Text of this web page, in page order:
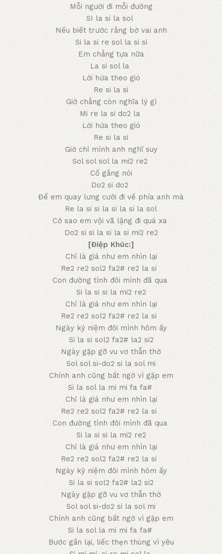
Mỗi người đi mỗi đường
SI la si la sol
Nếu biết trước rằng bờ vai anh
Si la si re sol la si si
Em chẳng tựa nữa
La si sol la
Lời hứa theo gió
Re si la si
Giờ chẳng còn nghĩa lý gì
Mi re la si do2 la
Lời hứa theo gió
Re si la si
Giờ chỉ mình anh nghĩ suy
Sol sol sol la mi2 re2
Cố gắng nói
Do2 si do2
Để em quay lưng cười đi về phía anh mà
Re la si si la si la si la sol
Cớ sao em vội vã lặng đi quá xa
Do2 si si la si la si mi2 re2
[Điệp Khúc:]
Chỉ là giá như em nhìn lại
Re2 re2 sol2 fa2# re2 la si
Con đường tình đôi mình đã qua
Si la si si la mi2 re2
Chỉ là giá như em nhìn lại
Re2 re2 sol2 fa2# re2 la si
Ngày kỷ niệm đôi mình hôm ấy
Si la si sol2 fa2# la2 si2
Ngày gặp gỡ vu vơ thẫn thờ
Sol sol si-do2 si la sol mi
Chính anh cũng bất ngờ vì gặp em
Si la sol la mi mi fa fa#
Chỉ là giá như em nhìn lại
Re2 re2 sol2 fa2# re2 la si
Con đường tình đôi mình đã qua
Si la si si la mi2 re2
Chỉ là giá như em nhìn lại
Re2 re2 sol2 fa2# re2 la si
Ngày kỷ niệm đôi mình hôm ấy
Si la si sol2 fa2# la2 si2
Ngày gặp gỡ vu vơ thẫn thờ
Sol sol si-do2 si la sol mi
Chính anh cũng bất ngờ vì gặp em
Si la sol la mi mi fa fa#
Bước gần lại, liếc thẹn thùng vì yêu